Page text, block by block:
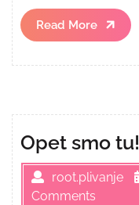
Read More
Read
More
Opet smo tu!
root.plivanje
Comments